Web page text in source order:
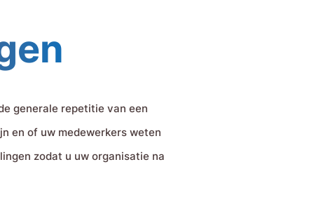
generale repetitie van een
en of uw medewerkers weten
zodat u uw organisatie na